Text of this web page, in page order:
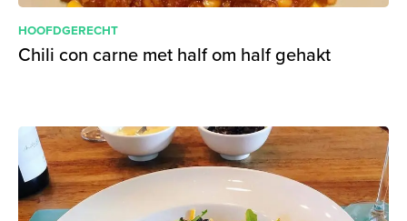
HOOFDGERECHT
Chili con carne met half om half gehakt